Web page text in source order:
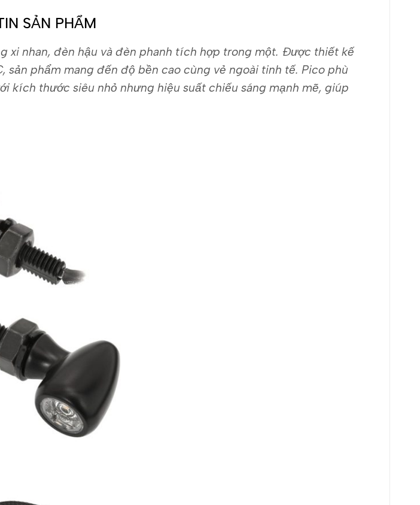
SẢN PHẨM
xi nhan, đèn hậu và đèn phanh tích hợp trong một. Được thiết kế
phẩm mang đến độ bền cao cùng vẻ ngoài tinh tế. Pico phù
kích thước siêu nhỏ nhưng hiệu suất chiếu sáng mạnh mẽ, giúp